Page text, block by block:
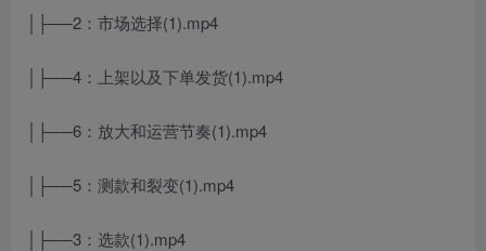
│├──2：市场选择(1).mp4
│├──4：上架以及下单发货(1).mp4
│├──6：放大和运营节奏(1).mp4
│├──5：测款和裂变(1).mp4
│├──3：选款(1).mp4